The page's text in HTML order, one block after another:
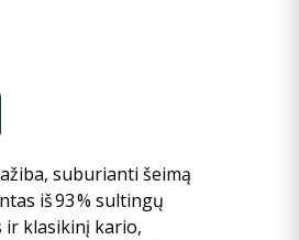
suburianti šeimą
iš 93 % sultingų
ir klasikinį kario,